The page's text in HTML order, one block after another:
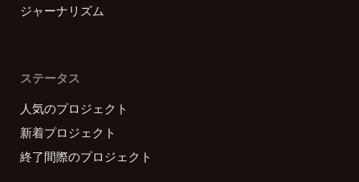
ジャーナリズム
ステータス
人気のプロジェクト
新着プロジェクト
終了間際のプロジェクト